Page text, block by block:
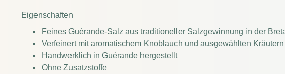
Eigenschaften
Feines Guérande-Salz aus traditioneller Salzgewinnung in der
Verfeinert mit aromatischem Knoblauch und ausgewählten Kräutern
Handwerklich in Guérande hergestellt
Ohne Zusatzstoffe